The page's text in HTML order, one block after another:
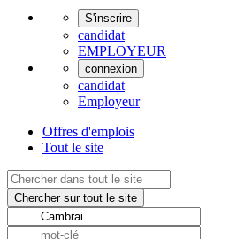
S'inscrire
candidat
EMPLOYEUR
connexion
candidat
Employeur
Offres d'emplois
Tout le site